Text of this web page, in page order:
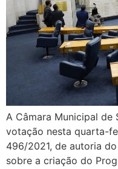
A Câmara Municipal de
votação nesta quarta-
496/2021, de autoria
sobre a criação do